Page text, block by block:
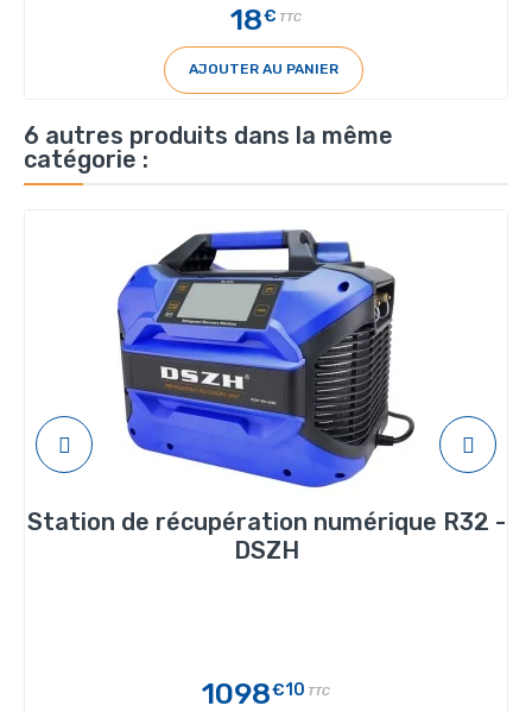
18€ TTC
AJOUTER AU PANIER
6 autres produits dans la même
catégorie :
Station de récupération numérique R32 -
DSZH
1098€10 TTC